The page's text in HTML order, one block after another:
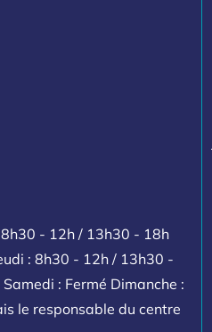
- 12h / 13h30 - 18h
: 8h30 - 12h / 13h30 -
: Fermé Dimanche :
le responsable du centre